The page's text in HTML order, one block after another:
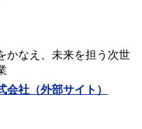
かなえ、未来を担う次世
社（外部サイト）